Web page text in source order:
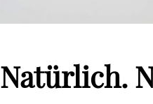
Natürlich.